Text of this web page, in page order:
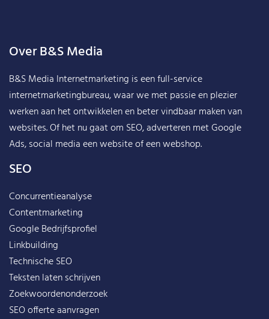
Over B&S Media
B&S Media Internetmarketing is een full-service
internetmarketingbureau, waar we met passie en plezier
werken aan het ontwikkelen en beter vindbaar maken van
websites. Of het nu gaat om SEO, adverteren met Google
Ads, social media een website of een webshop.
SEO
Concurrentieanalyse
Contentmarketing
Google Bedrijfsprofiel
Linkbuilding
Technische SEO
Teksten laten schrijven
Zoekwoordenonderzoek
SEO offerte aanvragen